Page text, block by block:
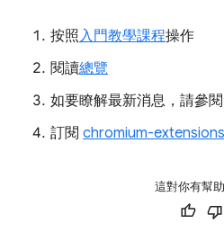
按照入門教學課程操作
閱讀總覽
如要瞭解最新消息，請參閱
訂閱 chromium-
這對你有幫